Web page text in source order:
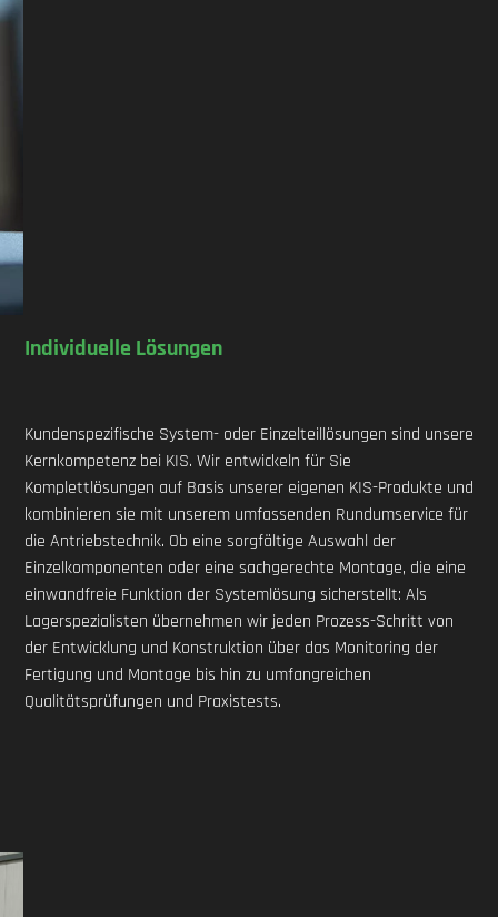
Individuelle Lösungen
Kundenspezifische System- oder Einzelteillösungen sind unsere
Kernkompetenz bei KIS. Wir entwickeln für Sie
Komplettlösungen auf Basis unserer eigenen KIS-Produkte und
kombinieren sie mit unserem umfassenden Rundumservice für
die Antriebstechnik. Ob eine sorgfältige Auswahl der
Einzelkomponenten oder eine sachgerechte Montage, die eine
einwandfreie Funktion der Systemlösung sicherstellt: Als
Lagerspezialisten übernehmen wir jeden Prozess-Schritt von
der Entwicklung und Konstruktion über das Monitoring der
Fertigung und Montage bis hin zu umfangreichen
Qualitätsprüfungen und Praxistests.